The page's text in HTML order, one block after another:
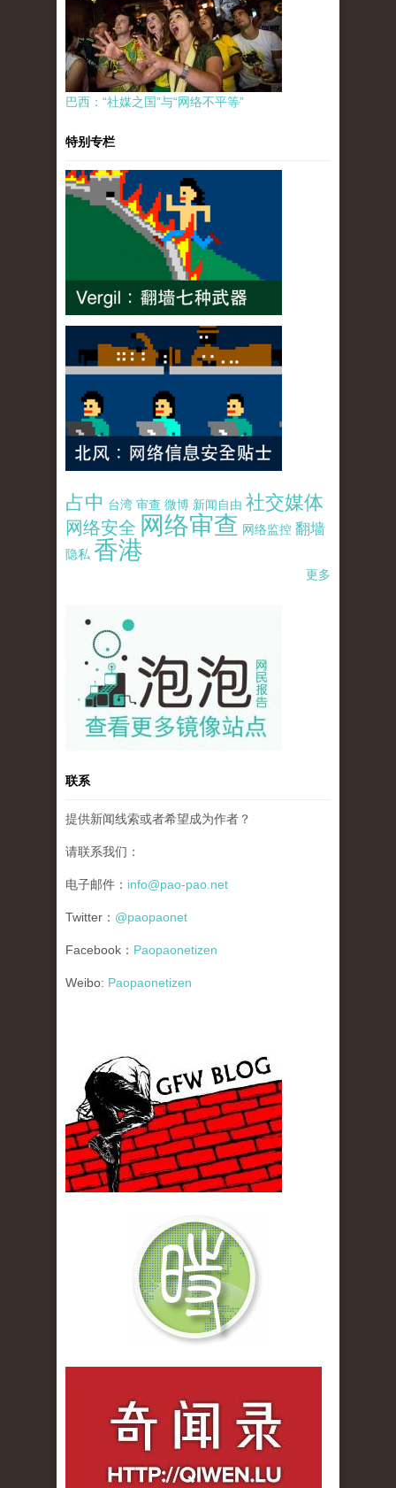
巴西：“社媒之国”与“网络不平等”
特别专栏
占中 台湾 审查 微博 新闻自由 社交媒体
网络安全 网络审查 网络监控 翻墙
隐私 香港
更多
pao-pao-banner-mirror-site-120814.jpg
联系
提供新闻线索或者希望成为作者？
请联系我们：
电子邮件： info@pao-pao.net
Twitter： @paopaonet
Facebook： Paopaonetizen
Weibo: Paopaonetizen
gfw_blog_small.jpg